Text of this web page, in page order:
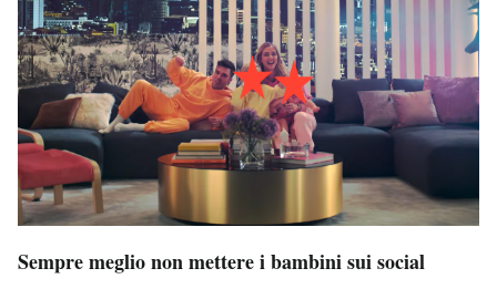
Sempre meglio non mettere i bambini sui social